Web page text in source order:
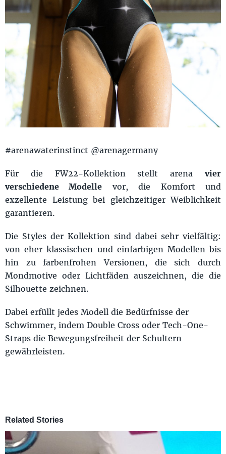
#arenawaterinstinct @arenagermany
Für die FW22-Kollektion stellt arenavier
verschiedene Modelle vor, die Komfort und
exzellente Leistung bei gleichzeitiger Weiblichkeit
garantieren.
Die Styles der Kollektion sind dabei sehr vielfältig:
von eher klassischen und einfarbigen Modellen bis
hin zu farbenfrohen Versionen, die sich durch
Mondmotive oder Lichtfäden auszeichnen, die die
Silhouette zeichnen.
Dabei erfüllt jedes Modell die Bedürfnisse der
Schwimmer, indem Double Cross oder Tech-One-
Straps die Bewegungsfreiheit der Schultern
gewährleisten.
Related Stories